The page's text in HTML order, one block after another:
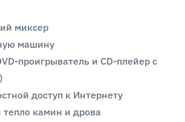
миксер
машину
проигрыватель и CD-плейер с
доступ к Интернету
камин и дрова